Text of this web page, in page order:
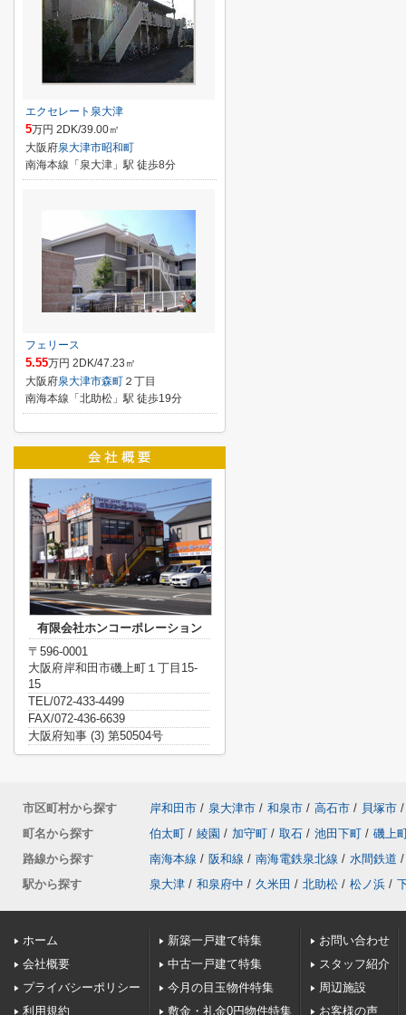
エクセレート泉大津
5万円 2DK/39.00㎡
大阪府泉大津市昭和町
南海本線「泉大津」駅 徒歩8分
フェリース
5.55万円 2DK/47.23㎡
大阪府泉大津市森町 ２丁目
南海本線「北助松」駅 徒歩19分
有限会社ホンコーポレーション
〒596-0001
大阪府岸和田市磯上町１丁目15-
15
TEL/072-433-4499
FAX/072-436-6639
大阪府知事 (3) 第50504号
市区町村から探す 岸和田市 / 泉大津市 / 和泉市 / 高石市 / 貝塚市 /
町名から探す
伯太町 / 綾園 / 加守町 / 取石 / 池田下町 / 磯上
路線から探す
南海本線 / 阪和線 / 南海電鉄泉北線 / 水間鉄道 /
駅から探す
泉大津 / 和泉府中 / 久米田 / 北助松 / 松ノ浜 /
ホーム
会社概要
プライバシーポリシー
利用規約
新築一戸建て特集
中古一戸建て特集
今月の目玉物件特集
敷金・礼金0円物件特集
お問い合わせ
スタッフ紹介
周辺施設
お客様の声